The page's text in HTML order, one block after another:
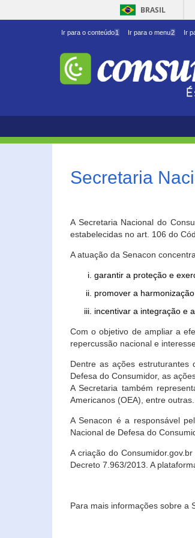
BRASIL
Ir para o conteúdo1 Ir para o menu2 Ir
Secretaria
A Secretaria Nacional do
estabelecidas no art. 106 do
A atuação da Senacon
garantir a proteção e
promover a
incentivar a integração e
Com o objetivo de ampliar a
repercussão nacional e
Dentre as ações estruturantes
Defesa do Consumidor, as
A Secretaria também
Americanos (OEA), entre outras.
A Senacon é a responsável
Nacional de Defesa do
A criação do
Decreto 7.963/2013. A
Para mais informações sobre a